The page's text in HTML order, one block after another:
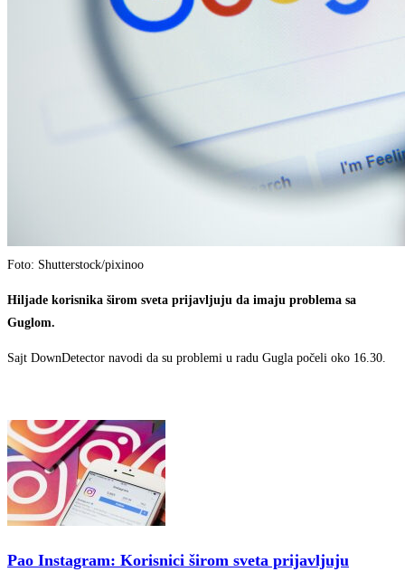
Foto: Shutterstock/pixinoo
Hiljade korisnika širom sveta prijavljuju da imaju problema sa
Guglom.
Sajt DownDetector navodi da su problemi u radu Gugla počeli oko 16.30.
Pao Instagram: Korisnici širom sveta prijavljuju